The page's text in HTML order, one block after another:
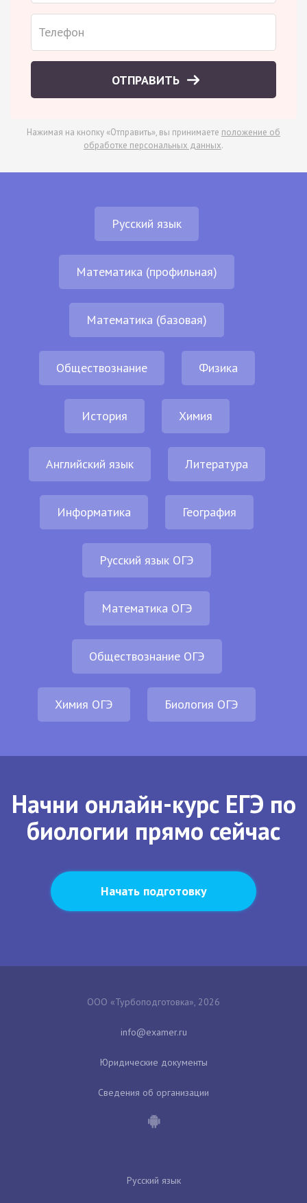
ОТПРАВИТЬ
Нажимая на кнопку «Отправить», вы принимаете положение об
обработке персональных данных.
Русский язык
Математика (профильная)
Математика (базовая)
Обществознание Физика
История Химия
Английский язык Литература
Информатика География
Русский язык ОГЭ
Математика ОГЭ
Обществознание ОГЭ
Химия ОГЭ Биология ОГЭ
Начни онлайн-курс ЕГЭ по
биологии прямо сейчас
Начать подготовку
ООО «Турбоподготовка», 2026
Юридические документы
Сведения об организации
Русский язык